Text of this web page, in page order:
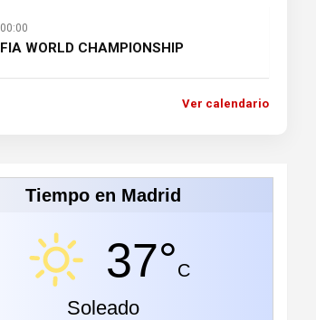
00:00
FIA WORLD CHAMPIONSHIP
Ver calendario
Tiempo en Madrid
37°C
Soleado